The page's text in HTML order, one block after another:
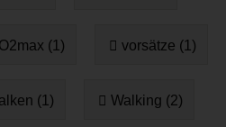
(1) vorsätze (1)
(1) Walking (2)